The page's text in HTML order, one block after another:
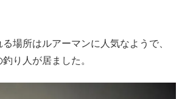
場所はルアーマンに人気なようで、
り人が居ました。